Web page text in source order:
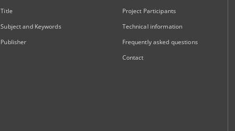
Title
Subject and Keywords
Publisher
Project Participants
Technical information
Frequently asked questions
Contact